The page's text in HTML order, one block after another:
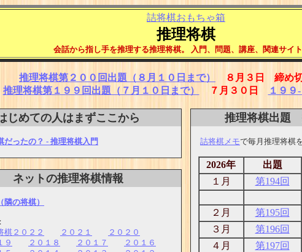
詰将棋おもちゃ箱
推理将棋
会話から指し手を推理する推理将棋。 入門、問題、講座、関連サイ
推理将棋第２００回出題（８月１０日まで）
８月３日 締め切
推理将棋第１９９回出題（７月１０日まで）
７月３０日 １９９
じめての人はまずここから
だったの？ - 推理将棋入門
ネットの推理将棋情報
隣の将棋）
棋２０２２
２０２１
２０２０
９
２０１８ ２０１７
２０１６
推理将棋出題
詰将棋メモで毎月推理将棋
2026年 出題
１月
第194回
２月
第195回
３月
第196回
４月
第197回